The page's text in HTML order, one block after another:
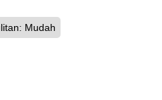
Mudah